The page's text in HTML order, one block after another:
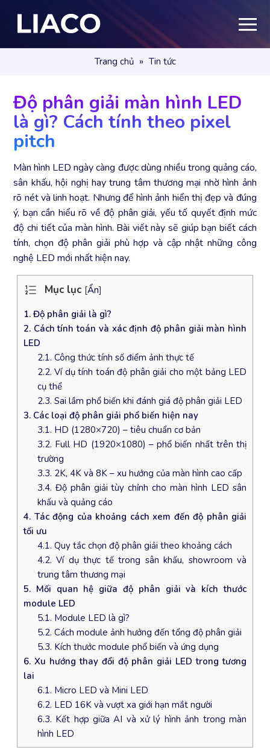
Trang chủ » Tin tức
Độ phân giải màn hình LED
là gì? Cách tính theo pixel
pitch
Màn hình LED ngày càng được dùng nhiều trong quảng cáo,
sân khấu, hội nghị hay trung tâm thương mại nhờ hình ảnh
rõ nét và linh hoạt. Nhưng để hình ảnh hiển thị đẹp và đúng
ý, bạn cần hiểu rõ về độ phân giải, yếu tố quyết định mức
độ chi tiết của màn hình. Bài viết này sẽ giúp bạn biết cách
tính, chọn độ phân giải phù hợp và cập nhật những công
nghệ LED mới nhất hiện nay.
Mục lục [Ẩn]
1. Độ phân giải là gì?
2. Cách tính toán và xác định độ phân giải màn hình
LED
2.1. Công thức tính số điểm ảnh thực tế
2.2. Ví dụ tính toán độ phân giải cho một bảng LED
cụ thể
2.3. Sai lầm phổ biến khi đánh giá độ phân giải LED
3. Các loại độ phân giải phổ biến hiện nay
3.1. HD (1280×720) – tiêu chuẩn cơ bản
3.2. Full HD (1920×1080) – phổ biến nhất trên thị
trường
3.3. 2K, 4K và 8K – xu hướng của màn hình cao cấp
3.4. Độ phân giải tùy chỉnh cho màn hình LED sân
khấu và quảng cáo
4. Tác động của khoảng cách xem đến độ phân giải
tối ưu
4.1. Quy tắc chọn độ phân giải theo khoảng cách
4.2. Ví dụ thực tế trong sân khấu, showroom và
trung tâm thương mại
5. Mối quan hệ giữa độ phân giải và kích thước
module LED
5.1. Module LED là gì?
5.2. Cách module ảnh hưởng đến tổng độ phân giải
5.3. Kích thước module phổ biến và ứng dụng
6. Xu hướng thay đổi độ phân giải LED trong tương
lai
6.1. Micro LED và Mini LED
6.2. LED 16K và vượt xa giới hạn mắt người
6.3. Kết hợp giữa AI và xử lý hình ảnh trong màn
hình LED